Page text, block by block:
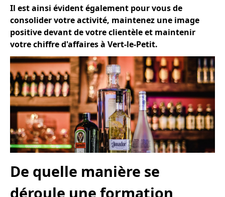
Il est ainsi évident également pour vous de
consolider votre activité, maintenez une image
positive devant de votre clientèle et maintenir
votre chiffre d'affaires à Vert-le-Petit.
De quelle manière se
déroule une formation